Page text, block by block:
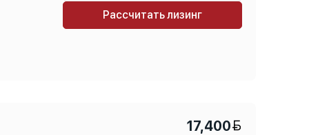
Рассчитать лизинг
17,400